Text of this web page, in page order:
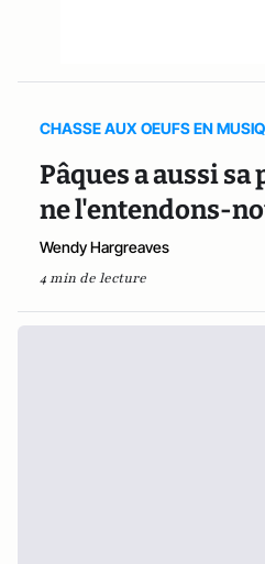
CHASSE AUX OEUFS EN
Pâques a aussi
ne l'entendons-
Wendy Hargreaves
4 min de lecture